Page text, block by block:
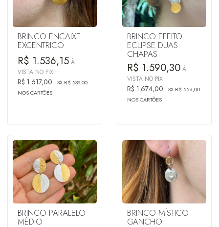
BRINCO ENCAIXE
EXCENTRICO
R$ 1.536,15 À
VISTA NO PIX
R$ 1.617,00
3X R$ 539,00
NOS CARTÕES
BRINCO EFEITO
ECLIPSE DUAS
CHAPAS
R$ 1.590,30 À
VISTA NO PIX
R$ 1.674,00
3X R$ 558,00
NOS CARTÕES
BRINCO PARALELO
MÉDIO
BRINCO MÍSTICO
GANCHO